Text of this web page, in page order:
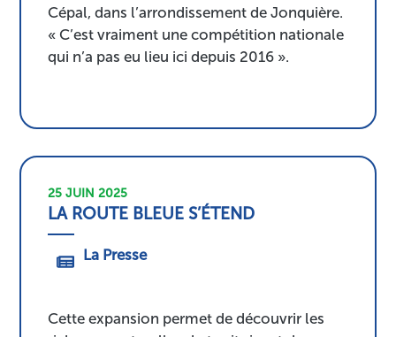
Cépal, dans l’arrondissement de Jonquière.
« C’est vraiment une compétition nationale
qui n’a pas eu lieu ici depuis 2016 ».
25 JUIN 2025
LA ROUTE BLEUE S’ÉTEND
La Presse
Cette expansion permet de découvrir les